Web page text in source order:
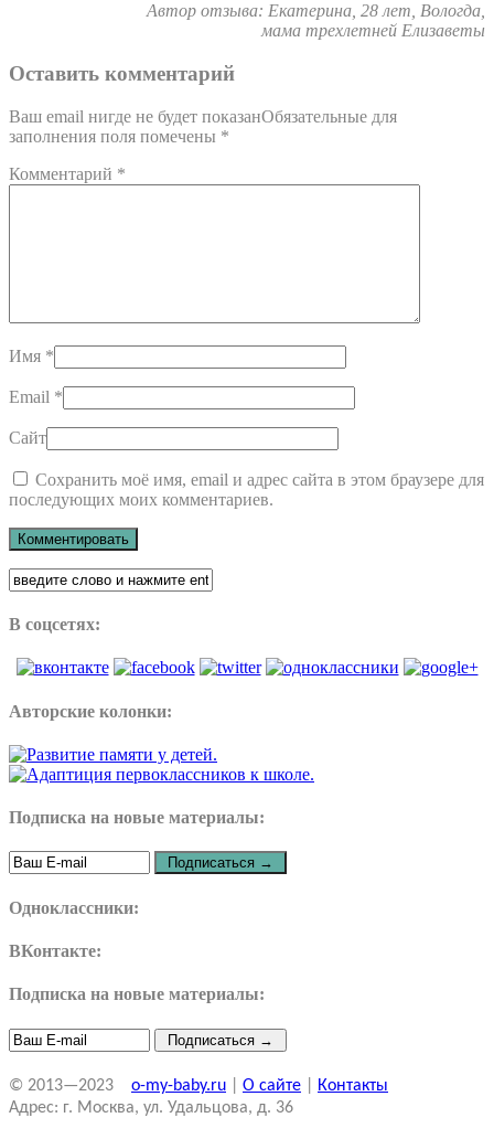
Автор отзыва: Екатерина, 28 лет, Вологда,
мама трехлетней Елизаветы
Оставить комментарий
Ваш email нигде не будет показанОбязательные для
заполнения поля помечены *
Комментарий *
Имя *
Email *
Сайт
Сохранить моё имя, email и адрес сайта в этом браузере для
последующих моих комментариев.
В соцсетях:
Авторские колонки:
Подписка на новые материалы:
Одноклассники:
ВКонтакте:
Подписка на новые материалы:
© 2013—2023 o-my-baby.ru О сайте
Контакты
Адрес: г. Москва, ул. Удальцова, д. 36